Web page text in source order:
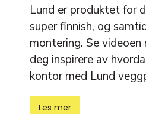
Lund er produktet for
super finnish, og
montering. Se
deg inspirere av
kontor med Lund
Les mer